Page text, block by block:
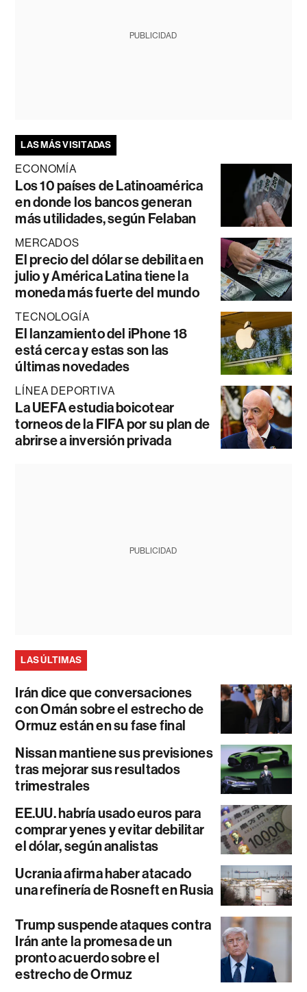
PUBLICIDAD
LAS MÁS VISITADAS
ECONOMÍA
Los 10 países de Latinoamérica
en donde los bancos generan
más utilidades, según Felaban
MERCADOS
El precio del dólar se debilita en
julio y América Latina tiene la
moneda más fuerte del mundo
TECNOLOGÍA
El lanzamiento del iPhone 18
está cerca y estas son las
últimas novedades
LÍNEA DEPORTIVA
La UEFA estudia boicotear
torneos de la FIFA por su plan de
abrirse a inversión privada
PUBLICIDAD
LAS ÚLTIMAS
Irán dice que conversaciones
con Omán sobre el estrecho de
Ormuz están en su fase final
Nissan mantiene sus previsiones
tras mejorar sus resultados
trimestrales
EE.UU. habría usado euros para
comprar yenes y evitar debilitar
el dólar, según analistas
Ucrania afirma haber atacado
una refinería de Rosneft en Rusia
Trump suspende ataques contra
Irán ante la promesa de un
pronto acuerdo sobre el
estrecho de Ormuz